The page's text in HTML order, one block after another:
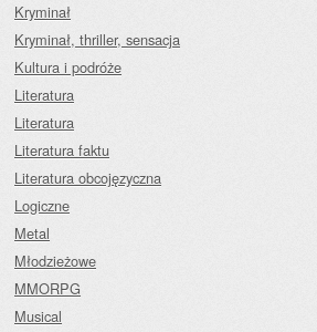
Kryminał
Kryminał, thriller, sensacja
Kultura i podróże
Literatura
Literatura
Literatura faktu
Literatura obcojęzyczna
Logiczne
Metal
Młodzieżowe
MMORPG
Musical